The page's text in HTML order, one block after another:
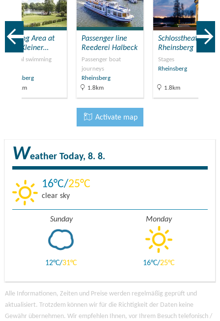
Bathing Area at
Lake Kleiner…
Natural swimming
Rheinsberg
8.5km
Passenger line
Reederei Halbeck
Passenger boat
journeys
Rheinsberg
1.8km
Schlosstheater
Rheinsberg
Stages
Rheinsberg
1.8km
Activate map
Weather Today, 8. 8.
16 25
clear sky
Sunday
12 31
Monday
16 25
Alle Informationen, Zeiten und Preise werden regelmäßig geprüft und
aktualisiert. Trotzdem können wir für die Richtigkeit der Daten keine
Gewähr übernehmen. Wir empfehlen Ihnen, vor Ihrem Besuch telefonisch /